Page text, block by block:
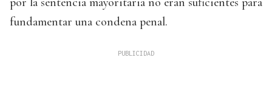
fundamentar una condena penal.